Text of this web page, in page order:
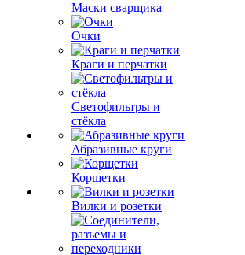
Маски сварщика
Очки
Краги и перчатки
Светофильтры и
стёкла
Абразивные круги
Корщетки
Вилки и розетки